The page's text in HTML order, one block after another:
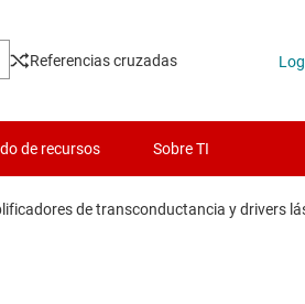
Referencias cruzadas
de recursos Sobre TI
de transconductancia y drivers